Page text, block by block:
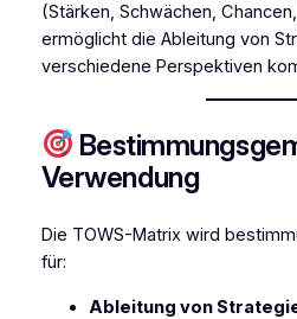
(Stärken, Schwächen,
ermöglicht die Ableitung von
verschiedene Perspektiven
Verwendung
Die TOWS-Matrix wird
für:
Ableitung von